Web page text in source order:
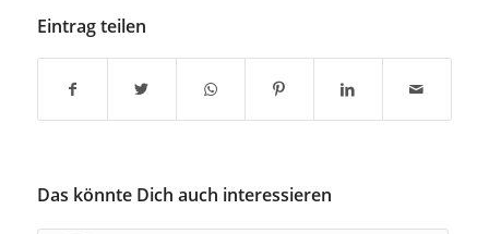
Eintrag teilen
Das könnte Dich auch interessieren